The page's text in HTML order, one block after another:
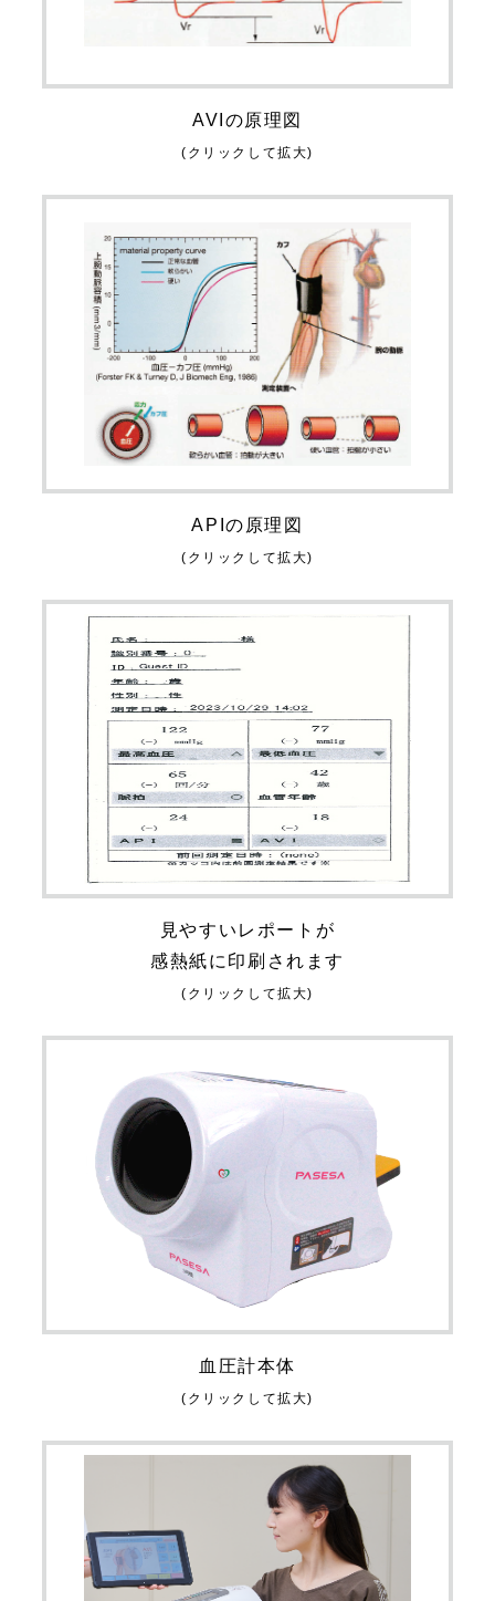
AVIの原理図
(クリックして拡大)
APIの原理図
(クリックして拡大)
見やすいレポートが
感熱紙に印刷されます
(クリックして拡大)
血圧計本体
(クリックして拡大)